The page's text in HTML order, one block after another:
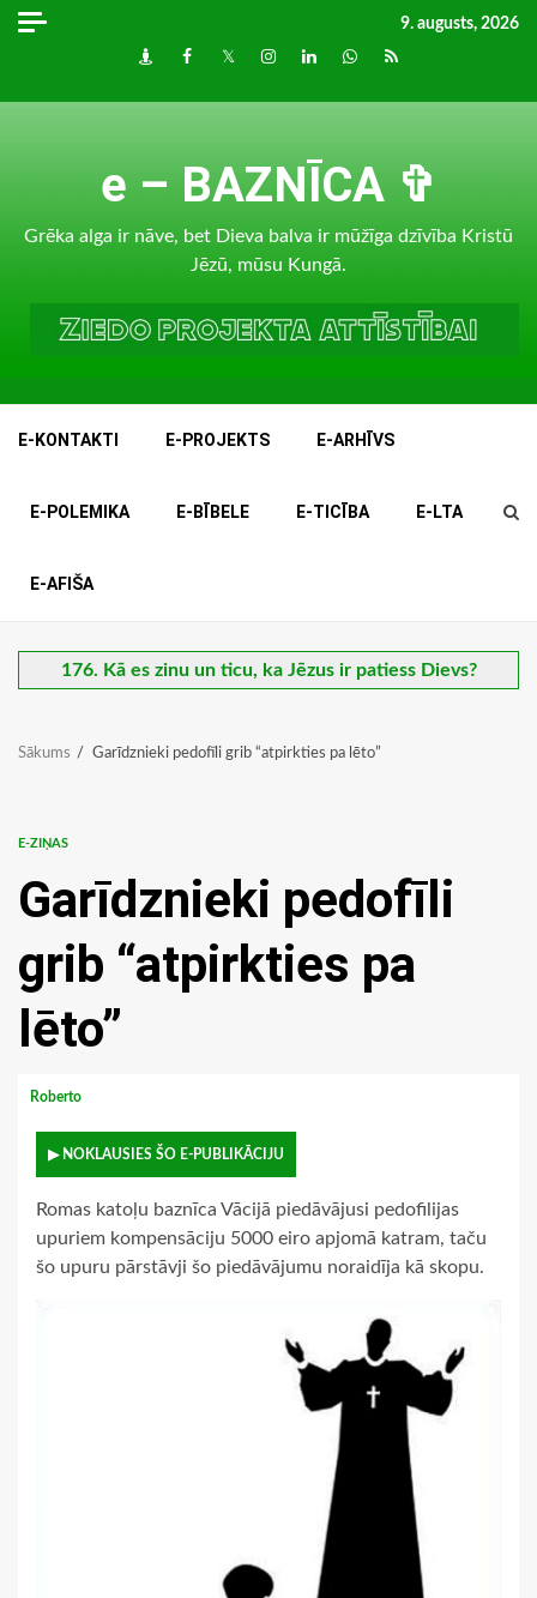
Skip
9. augusts, 2026
DraugiemFacebook
TwitterInstagram
LinkedInwhatsapp
RSS
e – BAZNĪCA ✞
Grēka alga ir nāve, bet Dieva balva ir mūžīga dzīvība Kristū
Jēzū, mūsu Kungā.
E-KONTAKTI E-PROJEKTS E-ARHĪVS
E-POLEMIKA E-BĪBELE E-TICĪBA E-LTA
E-AFIŠA
176. Kā es zinu un ticu, ka Jēzus ir patiess Dievs?
Sākums Garīdznieki pedofīli grib “atpirkties pa lēto”
E-ZIŅAS
Garīdznieki pedofīli
grib “atpirkties pa
lēto”
Roberto
▶ NOKLAUSIES ŠO E-PUBLIKĀCIJU
Romas katoļu baznīca Vācijā piedāvājusi pedofilijas
upuriem kompensāciju 5000 eiro apjomā katram, taču
šo upuru pārstāvji šo piedāvājumu noraidīja kā skopu.